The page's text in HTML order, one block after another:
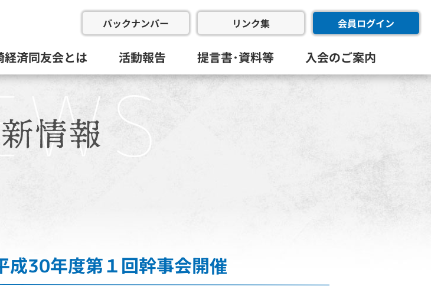
バックナンバー リンク集 会員ログイン
経済同友会とは 活動報告 提言書･資料等 入会のご案内
30年度第１回幹事会開催